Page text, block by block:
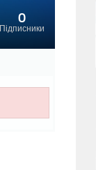
Підписники
0